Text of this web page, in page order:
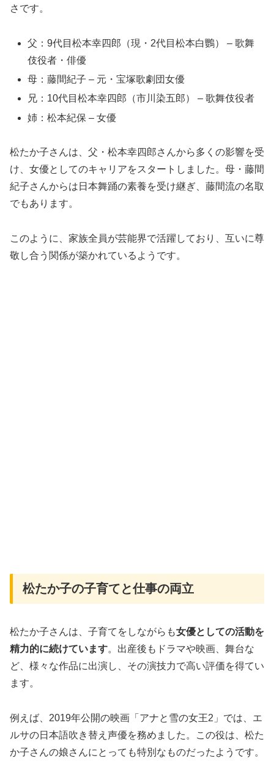
さです。
父：9代目松本幸四郎（現・2代目松本白鸚） – 歌舞
伎役者・俳優
母：藤間紀子 – 元・宝塚歌劇団女優
兄：10代目松本幸四郎（市川染五郎） – 歌舞伎役者
姉：松本紀保 – 女優
松たか子さんは、父・松本幸四郎さんから多くの影響を受
け、女優としてのキャリアをスタートしました。母・藤間
紀子さんからは日本舞踊の素養を受け継ぎ、藤間流の名取
でもあります。
このように、家族全員が芸能界で活躍しており、互いに尊
敬し合う関係が築かれているようです。
松たか子の子育てと仕事の両立
松たか子さんは、子育てをしながらも女優としての活動を
精力的に続けています。出産後もドラマや映画、舞台な
ど、様々な作品に出演し、その演技力で高い評価を得てい
ます。
例えば、2019年公開の映画「アナと雪の女王2」では、エ
ルサの日本語吹き替え声優を務めました。この役は、松た
か子さんの娘さんにとっても特別なものだったようです。